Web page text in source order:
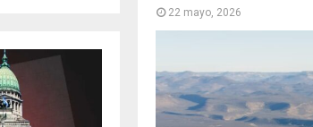
22 mayo, 2026